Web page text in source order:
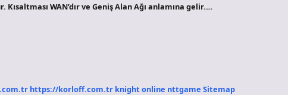
WAN’dır ve Geniş Alan Ağı anlamına gelir.…
https://korloff.com.tr knight online nttgame Sitemap